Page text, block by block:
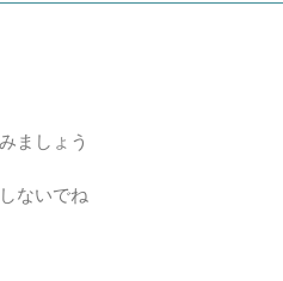
ましょう
ないでね